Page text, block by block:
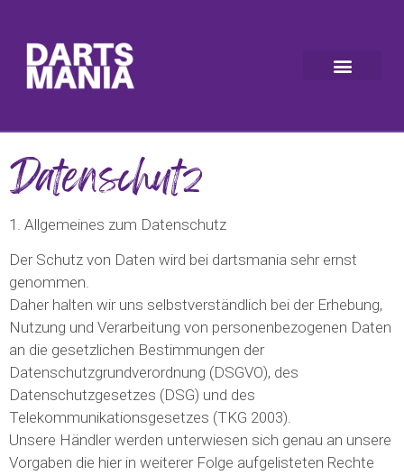
Datenschutz
1. Allgemeines zum Datenschutz
Der Schutz von Daten wird bei dartsmania sehr ernst
genommen.
Daher halten wir uns selbstverständlich bei der Erhebung,
Nutzung und Verarbeitung von personenbezogenen Daten
an die gesetzlichen Bestimmungen der
Datenschutzgrundverordnung (DSGVO), des
Datenschutzgesetzes (DSG) und des
Telekommunikationsgesetzes (TKG 2003).
Unsere Händler werden unterwiesen sich genau an unsere
Vorgaben die hier in weiterer Folge aufgelisteten Rechte